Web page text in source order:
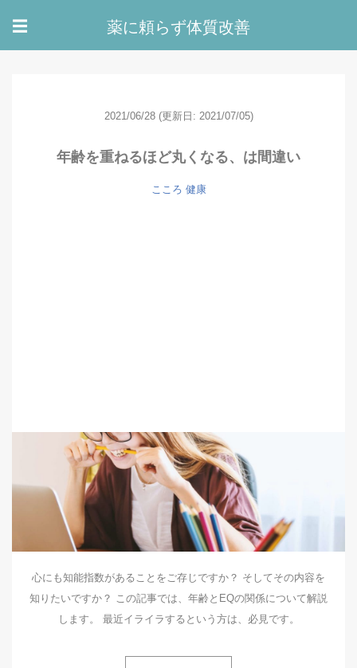
☰ 薬に頼らず体質改善
2021/06/28 (更新日: 2021/07/05)
年齢を重ねるほど丸くなる、は間違い
こころ 健康
心にも知能指数があることをご存じですか？ そしてその内容を
知りたいですか？ この記事では、年齢とEQの関係について解説
します。 最近イライラするという方は、必見です。